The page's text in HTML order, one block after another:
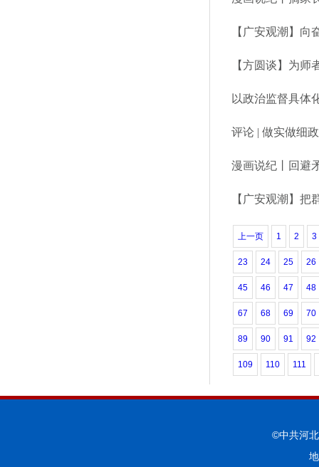
【广安观潮】向
【方圆谈】为师
以政治监督具体
评论 | 做实做细
漫画说纪丨回避
【广安观潮】把
上一页 1 2 3
23 24 25 26
45 46 47 48
67 68 69 70
89 90 91 92
109 110 111
©中共河